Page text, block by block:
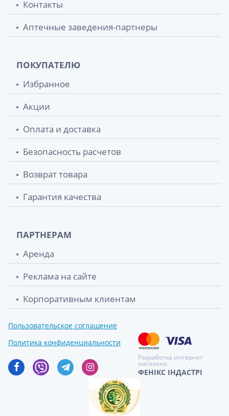
Контакты
Аптечные заведения-партнеры
ПОКУПАТЕЛЮ
Избранное
Акции
Оплата и доставка
Безопасность расчетов
Возврат товара
Гарантия качества
ПАРТНЕРАМ
Аренда
Реклама на сайте
Корпоративным клиентам
Пользовательское соглашение
Политика конфиденциальности
Разработка интернет
магазина
ФЕНІКС ІНДАСТРІ